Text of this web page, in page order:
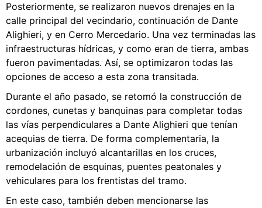
Posteriormente, se realizaron nuevos drenajes en la
calle principal del vecindario, continuación de Dante
Alighieri, y en Cerro Mercedario. Una vez terminadas las
infraestructuras hídricas, y como eran de tierra, ambas
fueron pavimentadas. Así, se optimizaron todas las
opciones de acceso a esta zona transitada.
Durante el año pasado, se retomó la construcción de
cordones, cunetas y banquinas para completar todas
las vías perpendiculares a Dante Alighieri que tenían
acequias de tierra. De forma complementaria, la
urbanización incluyó alcantarillas en los cruces,
remodelación de esquinas, puentes peatonales y
vehiculares para los frentistas del tramo.
En este caso, también deben mencionarse las